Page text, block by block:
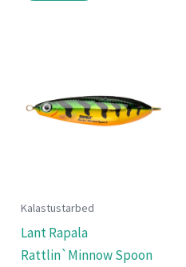
Kalastustarbed
Lant Rapala
Rattlin`Minnow Spoon